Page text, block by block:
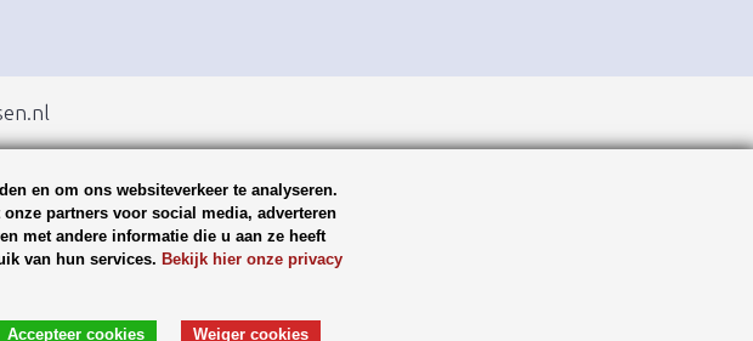
en om ons websiteverkeer te analyseren.
partners voor social media, adverteren
met andere informatie die u aan ze heeft
van hun services. Bekijk hier onze privacy
Weiger cookies
Accepteer cookies